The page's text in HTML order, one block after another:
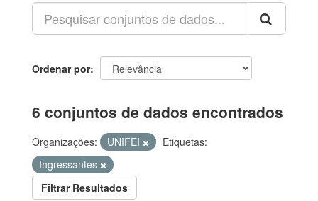
Ordenar por
6 conjuntos de dados encontrados
Organizações: UNIFEI
Etiquetas:
Ingressantes
Filtrar Resultados